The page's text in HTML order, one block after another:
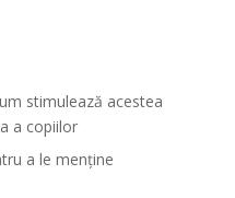
stimulează acestea
a copiilor
a le menține